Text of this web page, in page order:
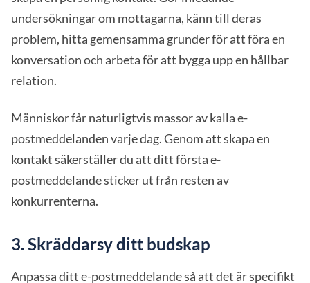
undersökningar om mottagarna, känn till deras
problem, hitta gemensamma grunder för att föra en
konversation och arbeta för att bygga upp en hållbar
relation.
Människor får naturligtvis massor av kalla e-
postmeddelanden varje dag. Genom att skapa en
kontakt säkerställer du att ditt första e-
postmeddelande sticker ut från resten av
konkurrenterna.
3. Skräddarsy ditt budskap
Anpassa ditt e-postmeddelande så att det är specifikt